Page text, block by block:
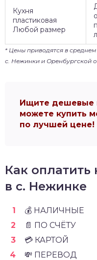
Кухня
пластиковая
Любой размер
* Цены приводятся в
с. Нежинки и Оренбургской
Ищите дешевые
можете купить
по лучшей цене!
Как
в с. Нежинке
💰 НАЛИЧНЫЕ
📄 ПО СЧЁТУ
💳 КАРТОЙ
💸 ПЕРЕВОД